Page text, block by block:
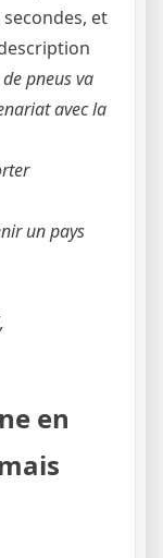
et
pneus va
avec la
un pays
en